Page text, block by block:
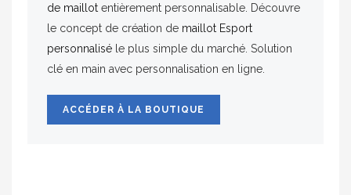
de maillot entièrement personnalisable. Découvre
le concept de création de maillot Esport
personnalisé le plus simple du marché. Solution
clé en main avec personnalisation en ligne.
ACCÉDER À LA BOUTIQUE